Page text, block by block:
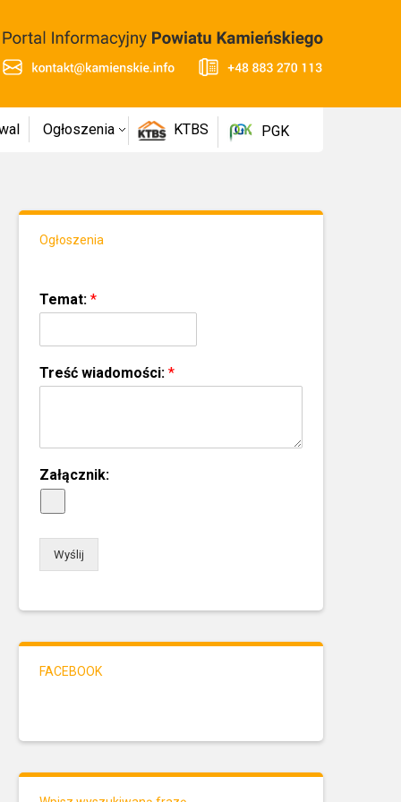
Ogłoszenia KTBS PGK
Ogłoszenia
Temat: *
Treść wiadomości: *
Załącznik:
Wyślij
FACEBOOK